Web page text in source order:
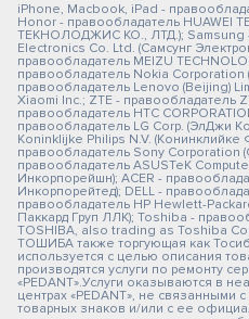
iPhone, Macbook, iPad -
Honor - правообладатель HUAWEI
ТЕКНОЛОДЖИС КО., ЛТД.); Samsung
Electronics Co. Ltd. (Самсунг
правообладатель MEIZU
правообладатель Nokia
правообладатель Lenovo (Beijing)
Xiaomi Inc.; ZTE - правообладатель
правообладатель HTC
правообладатель LG Corp. (ЭлДжи
Koninklijke Philips N.V.
правообладатель Sony Corporation
правообладатель ASUSTeK
Инкорпорейшн); ACER -
Инкорпорейтед); DELL -
правообладатель HP Hewlett-
Паккард Груп ЛЛК); Toshiba -
TOSHIBA, also trading as Toshiba
ТОШИБА также торгующая как
используется с целью описания
производятся услуги по ремонту
«PEDANT».Услуги оказываются в
центрах «PEDANT», не
товарных знаков и/или с ее